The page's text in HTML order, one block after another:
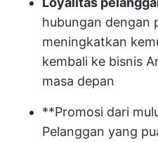
hubungan dengan
meningkatkan
kembali ke bisnis
masa depan
**Promosi dari
Pelanggan yang